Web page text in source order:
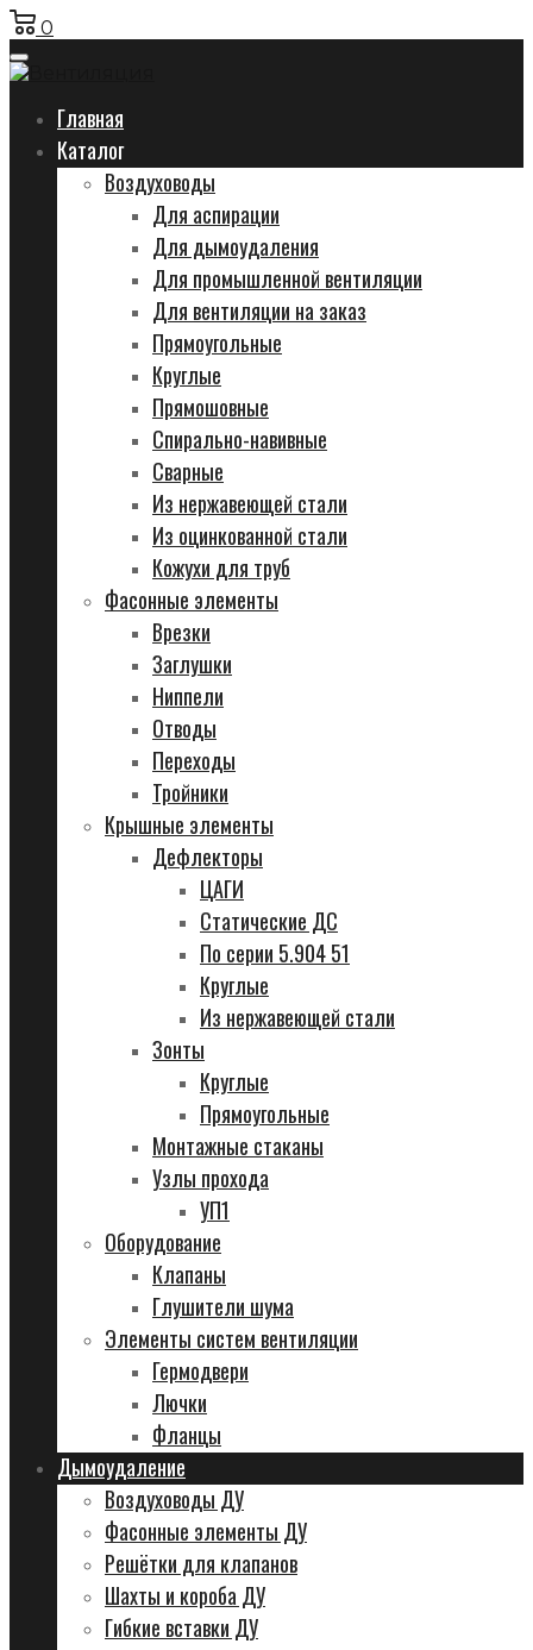
0
Главная
Каталог
Воздуховоды
Для аспирации
Для дымоудаления
Для промышленной вентиляции
Для вентиляции на заказ
Прямоугольные
Круглые
Прямошовные
Спирально-навивные
Сварные
Из нержавеющей стали
Из оцинкованной стали
Кожухи для труб
Фасонные элементы
Врезки
Заглушки
Ниппели
Отводы
Переходы
Тройники
Крышные элементы
Дефлекторы
ЦАГИ
Статические ДС
По серии 5.904 51
Круглые
Из нержавеющей стали
Зонты
Круглые
Прямоугольные
Монтажные стаканы
Узлы прохода
УП1
Оборудование
Клапаны
Глушители шума
Элементы систем вентиляции
Гермодвери
Лючки
Фланцы
Дымоудаление
Воздуховоды ДУ
Фасонные элементы ДУ
Решётки для клапанов
Шахты и короба ДУ
Гибкие вставки ДУ